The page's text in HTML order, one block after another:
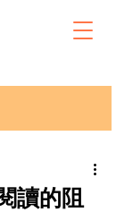
讀的阻